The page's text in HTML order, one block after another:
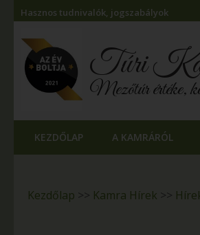
Hasznos tudnivalók, jogszabályok
Túri
Mezőtúr értéke,
KEZDŐLAP A KAMRÁRÓL
Kezdőlap >> Kamra Hírek >>